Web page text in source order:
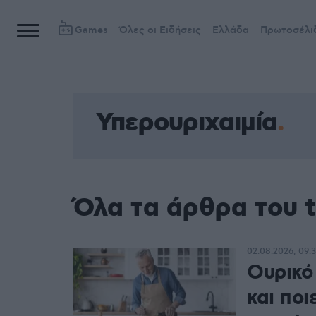
Games Όλες οι Ειδήσεις Ελλάδα
Υπερουριχαιμία
Όλα τα άρθρα του
και
02.08.2026,